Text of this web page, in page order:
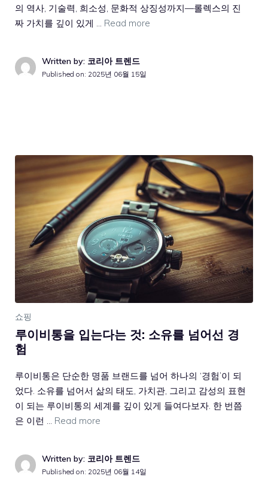
의 역사, 기술력, 희소성, 문화적 상징성까지—롤렉스의 진
짜 가치를 깊이 있게 … Read more
Written by: 코리아 트렌드
Published on: 2025년 06월 15일
쇼핑
루이비통을 입는다는 것: 소유를 넘어선 경
험
루이비통은 단순한 명품 브랜드를 넘어 하나의 ‘경험’이 되
었다. 소유를 넘어서 삶의 태도, 가치관, 그리고 감성의 표현
이 되는 루이비통의 세계를 깊이 있게 들여다보자. 한 번쯤
은 이런 … Read more
Written by: 코리아 트렌드
Published on: 2025년 06월 14일